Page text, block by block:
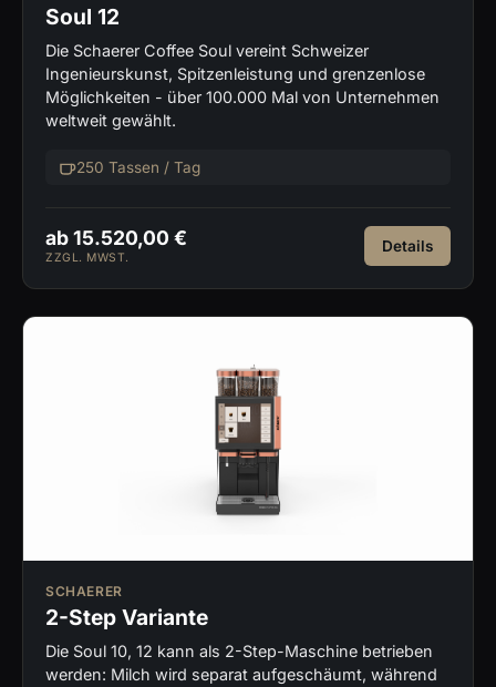
Soul 12
Die Schaerer Coffee Soul vereint Schweizer
Ingenieurskunst, Spitzenleistung und grenzenlose
Möglichkeiten - über 100.000 Mal von Unternehmen
weltweit gewählt.
250 Tassen / Tag
ab 15.520,00 €
ZZGL. MWST.
Details
SCHAERER
2-Step Variante
Die Soul 10, 12 kann als 2-Step-Maschine betrieben
werden: Milch wird separat aufgeschäumt, während